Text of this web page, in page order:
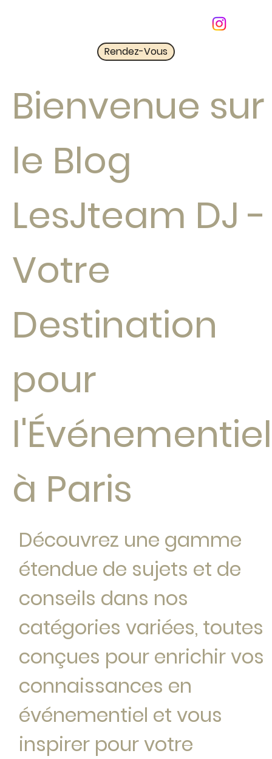
Rendez-Vous
Bienvenue sur
le Blog
LesJteam DJ -
Votre
Destination
pour
l'Événementiel
à Paris
Découvrez une gamme
étendue de sujets et de
conseils dans nos
catégories variées, toutes
conçues pour enrichir vos
connaissances en
événementiel et vous
inspirer pour votre